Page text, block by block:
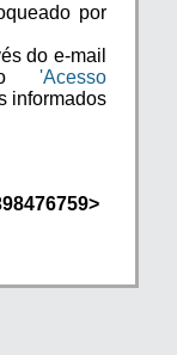
por
do e-mail
'Acesso
informados